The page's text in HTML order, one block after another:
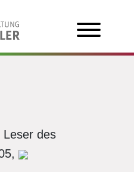
Leser des